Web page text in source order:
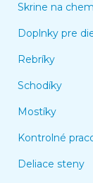
Skrine na
Doplnky pre
Rebríky
Schodíky
Mostíky
Kontrolné
Deliace steny